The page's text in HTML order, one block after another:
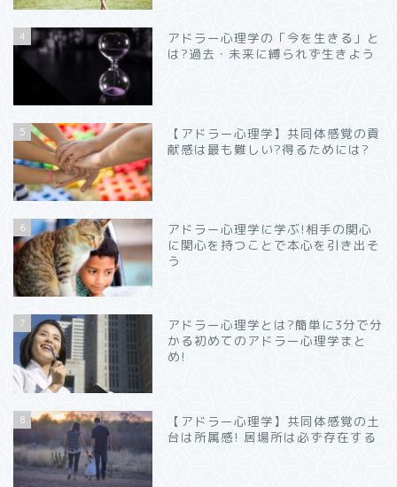
4
アドラー心理学の「今を生きる」と
は?過去・未来に縛られず生きよう
5
【アドラー心理学】共同体感覚の貢
献感は最も難しい?得るためには?
6
アドラー心理学に学ぶ!相手の関心
に関心を持つことで本心を引き出そ
う
7
アドラー心理学とは?簡単に3分で分
かる初めてのアドラー心理学まと
め!
8
【アドラー心理学】共同体感覚の土
台は所属感! 居場所は必ず存在する